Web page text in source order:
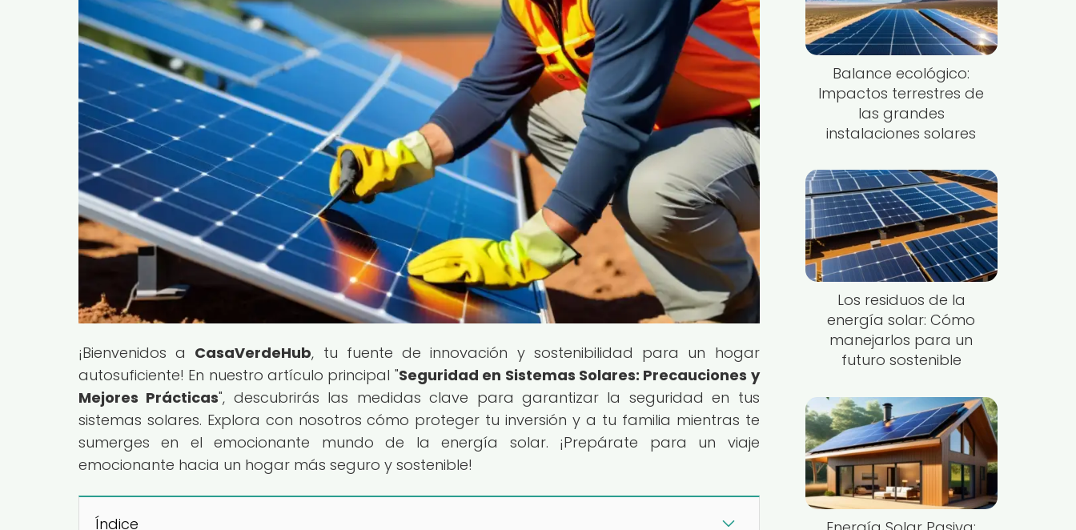
¡Bienvenidos a CasaVerdeHub, tu fuente de innovación y sostenibilidad para un hogar
autosuficiente! En nuestro artículo principal "Seguridad en Sistemas Solares: Precauciones y
Mejores Prácticas", descubrirás las medidas clave para garantizar la seguridad en tus
sistemas solares. Explora con nosotros cómo proteger tu inversión y a tu familia mientras te
sumerges en el emocionante mundo de la energía solar. ¡Prepárate para un viaje
emocionante hacia un hogar más seguro y sostenible!
Índice
Balance ecológico:
Impactos terrestres de
las grandes
instalaciones solares
Los residuos de la
energía solar: Cómo
manejarlos para un
futuro sostenible